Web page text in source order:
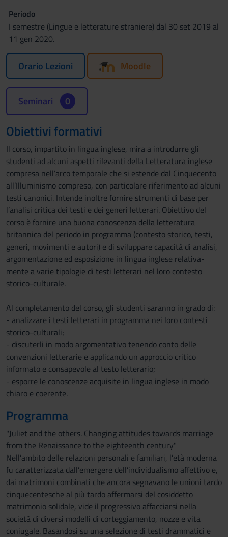
Periodo
I semestre (Lingue e letterature straniere) dal 30 set 2019 al
11 gen 2020.
Orario Lezioni Moodle
Seminari 0
Obiettivi formativi
Il corso, impartito in lingua inglese, mira a introdurre gli
studenti ad alcuni aspetti rilevanti della Letteratura inglese
compresa nell’arco temporale che si estende dal Cinquecento
all’Illuminismo compreso, con particolare riferimento ad alcuni
testi canonici. Intende inoltre fornire strumenti di base per
l’analisi critica dei testi e dei generi letterari. Obiettivo del
corso è fornire una buona conoscenza della letteratura
britannica del periodo in programma (contesto storico, testi,
generi, movimenti e autori) e di sviluppare capacità di analisi,
argomentazione ed esposizione in lingua inglese relativa-
mente a varie tipologie di testi letterari nel loro contesto
storico-culturale.
Al completamento del corso, gli studenti saranno in grado di:
- analizzare i testi letterari in programma nei loro contesti
storico-culturali;
- discuterli in modo argomentativo tenendo conto delle
convenzioni letterarie e applicando un approccio critico
informato e consapevole al testo letterario;
- esporre le conoscenze acquisite in lingua inglese in modo
chiaro e coerente.
Programma
"Juliet and the others. Changing attitudes towards marriage
from the Renaissance to the eighteenth century"
Nell’ambito delle relazioni personali e familiari, l’età moderna
fu caratterizzata dall’emergere dell’individualismo affettivo e,
dai matrimoni combinati che ancora segnavano le unioni tardo
cinquecentesche al più tardo affermarsi del cosiddetto
matrimonio solidale, vide il progressivo affacciarsi nella
società di diversi modelli di corteggiamento, nozze e vita
coniugale. Basandosi su una selezione di testi drammatici e